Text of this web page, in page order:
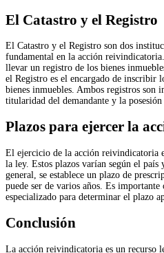
El Catastro y el Registro
El Catastro y el Registro son dos
fundamental en la acción
llevar un registro de los bienes
el Registro es el encargado de inscribir
bienes inmuebles. Ambos registros son
titularidad del demandante y la posesión
Plazos para ejercer la
El ejercicio de la acción reivindicatoria
la ley. Estos plazos varían según el
general, se establece un plazo de
puede ser de varios años. Es importante
especializado para determinar el plazo
Conclusión
La acción reivindicatoria es un recurso